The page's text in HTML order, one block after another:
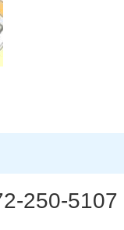
250-5107